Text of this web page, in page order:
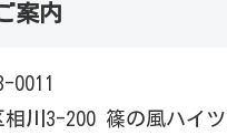
案内
0011
相川3-200 篠の風ハイツ